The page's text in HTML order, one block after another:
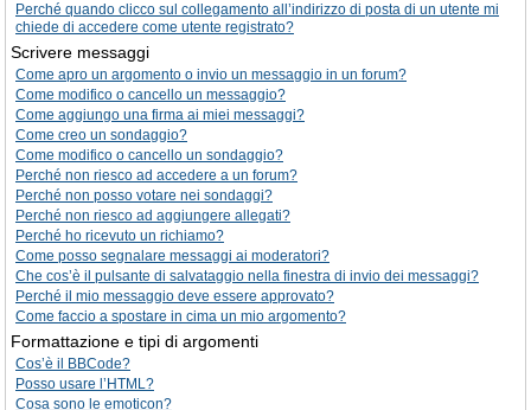
Perché quando clicco sul collegamento all’indirizzo di posta di un utente mi
chiede di accedere come utente registrato?
Scrivere messaggi
Come apro un argomento o invio un messaggio in un forum?
Come modifico o cancello un messaggio?
Come aggiungo una firma ai miei messaggi?
Come creo un sondaggio?
Come modifico o cancello un sondaggio?
Perché non riesco ad accedere a un forum?
Perché non posso votare nei sondaggi?
Perché non riesco ad aggiungere allegati?
Perché ho ricevuto un richiamo?
Come posso segnalare messaggi ai moderatori?
Che cos’è il pulsante di salvataggio nella finestra di invio dei messaggi?
Perché il mio messaggio deve essere approvato?
Come faccio a spostare in cima un mio argomento?
Formattazione e tipi di argomenti
Cos’è il BBCode?
Posso usare l’HTML?
Cosa sono le emoticon?